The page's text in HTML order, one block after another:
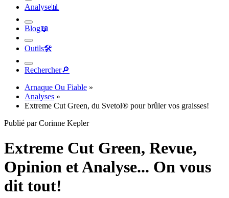
Analyse📊︎
Blog📖︎
Outils🛠︎
Rechercher🔎︎
Arnaque Ou Fiable »
Analyses »
Extreme Cut Green, du Svetol® pour brûler vos graisses!
Publié par Corinne Kepler
Extreme Cut Green, Revue,
Opinion et Analyse... On vous
dit tout!